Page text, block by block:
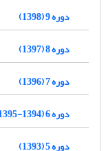
دوره 9 (1398)
دوره 8 (1397)
دوره 7 (1396)
دوره 6 (1394-1395)
دوره 5 (1393)